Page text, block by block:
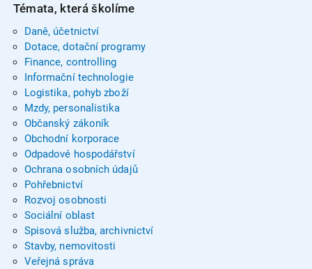
Témata, která školíme
Daně, účetnictví
Dotace, dotační programy
Finance, controlling
Informační technologie
Logistika, pohyb zboží
Mzdy, personalistika
Občanský zákoník
Obchodní korporace
Odpadové hospodářství
Ochrana osobních údajů
Pohřebnictví
Rozvoj osobnosti
Sociální oblast
Spisová služba, archivnictví
Stavby, nemovitosti
Veřejná správa